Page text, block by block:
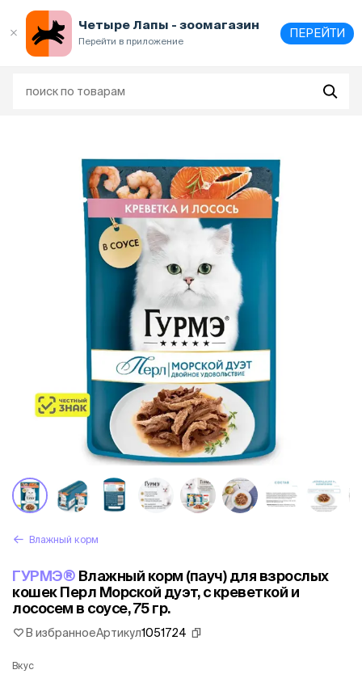
Четыре Лапы - зоомагазин
Перейти в приложение
ПЕРЕЙТИ
Влажный корм
ГУРМЭ® Влажный корм (пауч) для взрослых
кошек Перл Морской дуэт, с креветкой и
лососем в соусе, 75 гр.
В избранноеАртикул1051724
Вкус